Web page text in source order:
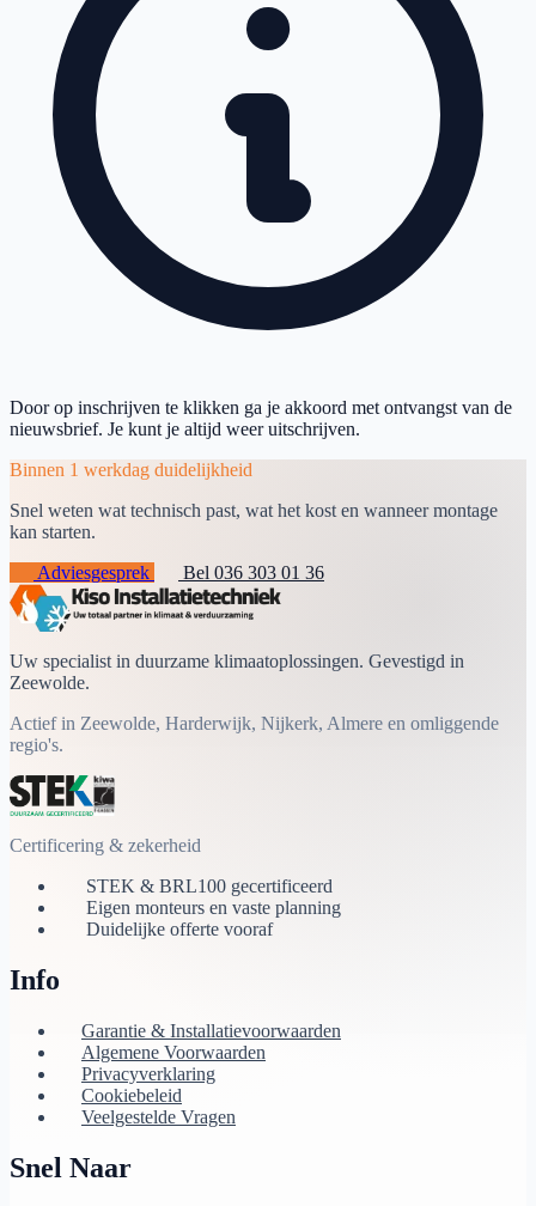
Door op inschrijven te klikken ga je akkoord met ontvangst van de
nieuwsbrief. Je kunt je altijd weer uitschrijven.
Binnen 1 werkdag duidelijkheid
Snel weten wat technisch past, wat het kost en wanneer montage
kan starten.
Adviesgesprek
Bel 036 303 01 36
Uw specialist in duurzame klimaatoplossingen. Gevestigd in
Zeewolde.
Actief in Zeewolde, Harderwijk, Nijkerk, Almere en omliggende
regio's.
Certificering & zekerheid
STEK & BRL100 gecertificeerd
Eigen monteurs en vaste planning
Duidelijke offerte vooraf
Info
Garantie & Installatievoorwaarden
Algemene Voorwaarden
Privacyverklaring
Cookiebeleid
Veelgestelde Vragen
Snel Naar